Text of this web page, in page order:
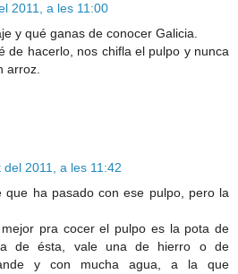
2011, a les 11:00
y qué ganas de conocer Galicia.
de hacerlo, nos chifla el pulpo y nunca
arroz.
del 2011, a les 11:42
que ha pasado con ese pulpo, pero la
pra cocer el pulpo es la pota de
de ésta, vale una de hierro o de
y con mucha agua, a la que